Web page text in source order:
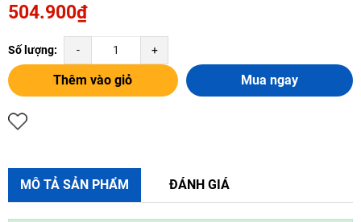
504.900₫
Số lượng: - +
Thêm vào giỏ Mua ngay
MÔ TẢ SẢN PHẨM ĐÁNH GIÁ